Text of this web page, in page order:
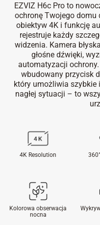
EZVIZ H6c Pro to
ochronę Twojego
obiektyw 4K i funkcję
rejestruje każdy
widzenia. Kamera
głośne dźwięki,
automatyzacji
wbudowany przycisk
który umożliwia szybkie
nagłej sytuacji – to
4K Resolution
Kolorowa obserwacja
nocna